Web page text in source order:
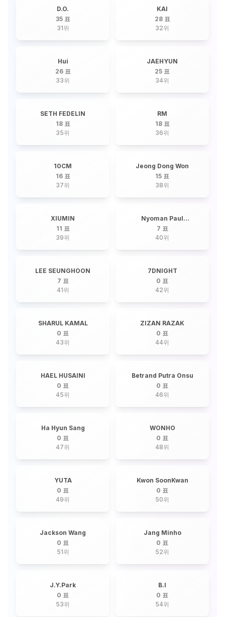
D.O.
35 표
31위
KAI
28 표
32위
Hui
26 표
33위
JAEHYUN
25 표
34위
SETH FEDELIN
18 표
35위
RM
18 표
36위
10CM
16 표
37위
Jeong Dong Won
15 표
38위
XIUMIN
11 표
39위
Nyoman Paul
Fernando Aro
7 표
40위
LEE SEUNGHOON
7 표
41위
7DNIGHT
0 표
42위
SHARUL KAMAL
0 표
43위
ZIZAN RAZAK
0 표
44위
HAEL HUSAINI
0 표
45위
Betrand Putra Onsu
0 표
46위
Ha Hyun Sang
0 표
47위
WONHO
0 표
48위
YUTA
0 표
49위
Kwon SoonKwan
0 표
50위
Jackson Wang
0 표
51위
Jang Minho
0 표
52위
J.Y.Park
0 표
53위
B.I
0 표
54위